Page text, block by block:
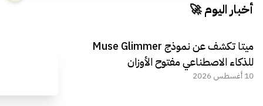
أخبار اليوم 🚀
ميتا تكشف عن نموذج Muse Glimmer
للذكاء الاصطناعي مفتوح الأوزان
10 أغسطس 2026